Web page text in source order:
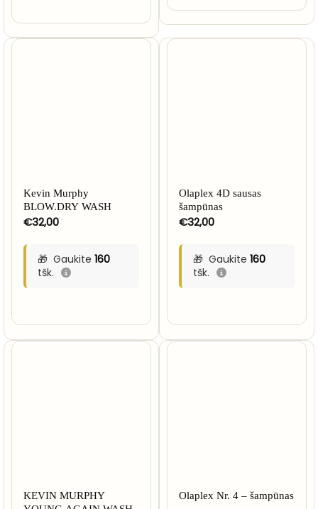
Kevin Murphy
BLOW.DRY WASH
€32,00
Gaukite 160
tšk.
Olaplex 4D sausas
šampūnas
€32,00
Gaukite 160
tšk.
KEVIN MURPHY
Olaplex Nr. 4 – šampūnas